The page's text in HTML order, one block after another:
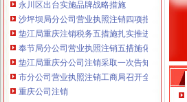
沙坪坝局分公司营业执照注销四项措施化队伍
垫江局重庆注销税务五措施扎实推进风廉政建设
奉节局分公司营业执照注销五措施化广告监督
垫江局重庆分公司注销采取一次告知措施提高
市分公司营业执照注销工商局召开全市工商
重庆公司注销
[社区热点]我们烈要求万州区纠正重庆市万州